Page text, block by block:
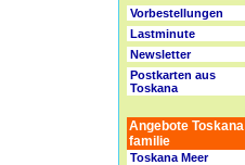
Vorbestellungen
Lastminute
Newsletter
Postkarten aus
Toskana
Angebote Toskana
familie
ToskanaMeer